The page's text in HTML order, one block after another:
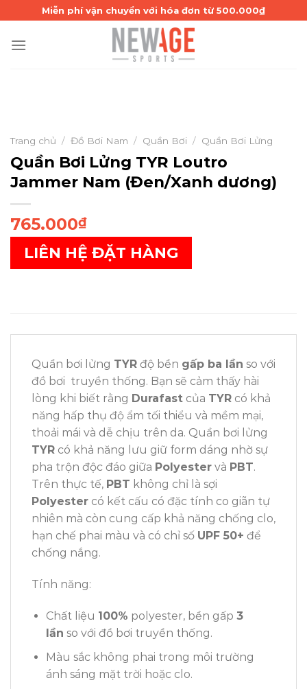
to
content
Miễn phí vận chuyển với hóa đơn từ 500.000₫
Trang chủ / Đồ Bơi Nam / Quần Bơi / Quần Bơi Lửng
Quần Bơi Lửng TYR Loutro
Jammer Nam (Đen/Xanh dương)
765.000₫
LIÊN HỆ ĐẶT HÀNG
Quần bơi lửng TYR độ bền gấp ba lần so với
đồ bơi truyền thống. Bạn sẽ cảm thấy hài
lòng khi biết rằng Durafast của TYR có khả
năng hấp thụ độ ẩm tối thiểu và mềm mại,
thoải mái và dễ chịu trên da. Quần bơi lửng
TYR có khả năng lưu giữ form dáng nhờ sự
pha trộn độc đáo giữa Polyester và PBT.
Trên thực tế, PBT không chỉ là sợi
Polyester có kết cấu có đặc tính co giãn tự
nhiên mà còn cung cấp khả năng chống clo,
hạn chế phai màu và có chỉ số UPF 50+ để
chống nắng.
Tính năng:
Chất liệu 100% polyester, bền gấp 3
lần so với đồ bơi truyền thống.
Màu sắc không phai trong môi trường
ánh sáng mặt trời hoặc clo.